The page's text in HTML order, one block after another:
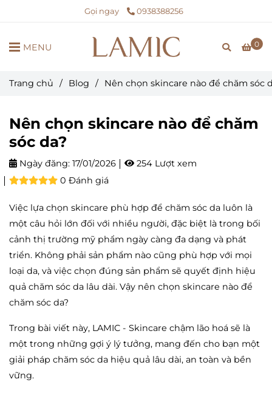
Gọi ngay 0938388256
0
MENU
Trang chủ / Blog / Nên chọn skincare nào để chăm sóc
Nên chọn skincare nào để chăm
sóc da?
Ngày đăng: 17/01/2026
254 Lượt xem
0 Đánh giá
Việc lựa chọn skincare phù hợp để chăm sóc da luôn là
một câu hỏi lớn đối với nhiều người, đặc biệt là trong bối
cảnh thị trường mỹ phẩm ngày càng đa dạng và phát
triển. Không phải sản phẩm nào cũng phù hợp với mọi
loại da, và việc chọn đúng sản phẩm sẽ quyết định hiệu
quả chăm sóc da lâu dài. Vậy nên chọn skincare nào để
chăm sóc da?
Trong bài viết này, LAMIC - Skincare chậm lão hoá sẽ là
một trong những gợi ý lý tưởng, mang đến cho bạn một
giải pháp chăm sóc da hiệu quả lâu dài, an toàn và bền
vững.